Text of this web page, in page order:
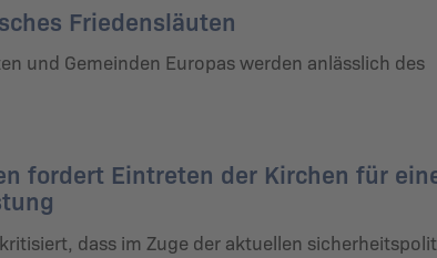
Friedensläuten
und Gemeinden Europas werden anlässlich des
fordert Eintreten der Kirchen für
dass im Zuge der aktuellen